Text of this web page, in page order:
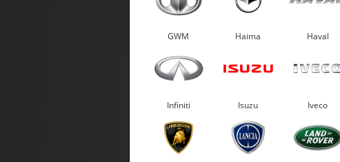
GWM Haima Haval
Infiniti Isuzu Iveco